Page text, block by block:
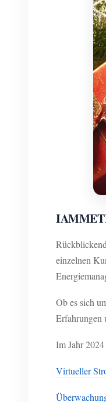
einzelnen
Ob es sich
Erfahrungen
Im Jahr
Virtueller